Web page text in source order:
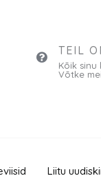
TEIL
Kõik sinu
Võtke
Liitu